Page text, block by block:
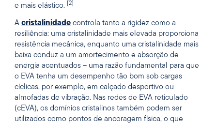
e mais elástico.
[2]
A cristalinidade controla tanto a rigidez como a
resiliência: uma cristalinidade mais elevada proporciona
resistência mecânica, enquanto uma cristalinidade mais
baixa conduz a um amortecimento e absorção de
energia acentuados – uma razão fundamental para que
o EVA tenha um desempenho tão bom sob cargas
cíclicas, por exemplo, em calçado desportivo ou
almofadas de vibração. Nas redes de EVA reticulado
(cEVA), os domínios cristalinos também podem ser
utilizados como pontos de ancoragem física, o que